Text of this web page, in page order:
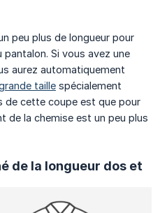
peu plus de longueur pour
Si vous avez une
aurez automatiquement
taille spécialement
de cette coupe est que pour
de la chemise est un peu plus
de la longueur dos et